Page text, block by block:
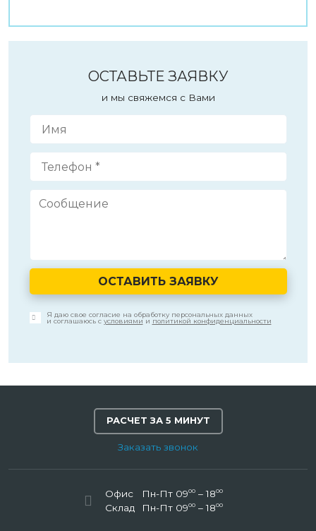
ОСТАВЬТЕ ЗАЯВКУ
и мы свяжемся с Вами
ОСТАВИТЬ ЗАЯВКУ
Я даю свое согласие на обработку персональных данных
и соглашаюсь с условиямии политикой конфиденциальности
РАСЧЕТ ЗА 5 МИНУТ
Заказать звонок
Офис Пн-Пт 0900– 1800
Склад Пн-Пт 0900– 1800